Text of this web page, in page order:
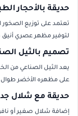
حديقة بالأحجار
تعتمد على توزيع الصخور
لتوفير مظهر عصري
تصميم بالثيل
يعد الثيل الصناعي من
على مظهره الأخضر طوال
حديقة مع شلال
إضافة شلال صغير أو